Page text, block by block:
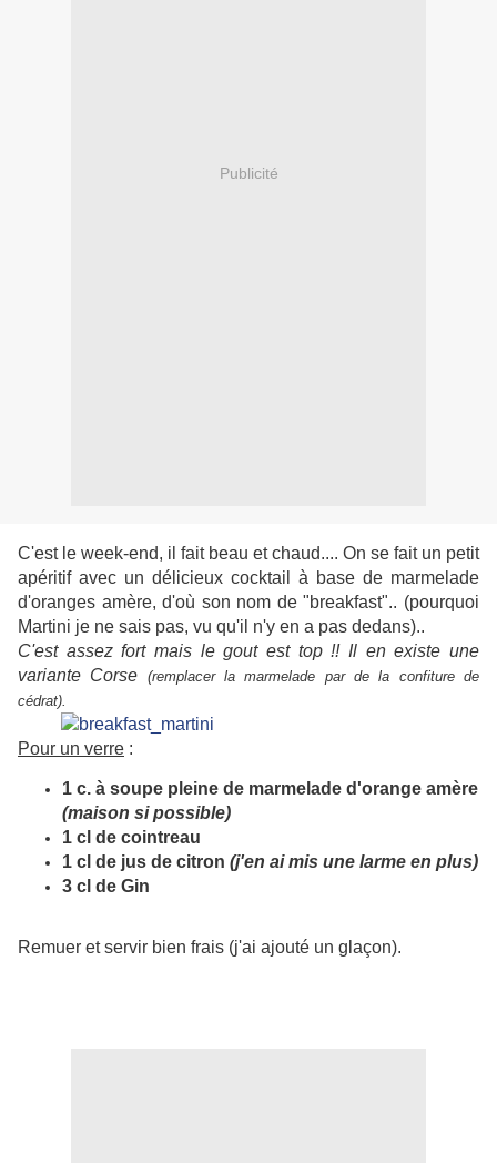
Publicité
C'est le week-end, il fait beau et chaud.... On se fait un petit
apéritif avec un délicieux cocktail à base de marmelade
d'oranges amère, d'où son nom de "breakfast".. (pourquoi
Martini je ne sais pas, vu qu'il n'y en a pas dedans)..
C'est assez fort mais le gout est top !! Il en existe une
variante Corse (remplacer la marmelade par de la confiture de
cédrat).
Pour un verre :
1 c. à soupe pleine de marmelade d'orange amère
(maison si possible)
1 cl de cointreau
1 cl de jus de citron (j'en ai mis une larme en plus)
3 cl de Gin
Remuer et servir bien frais (j'ai ajouté un glaçon).